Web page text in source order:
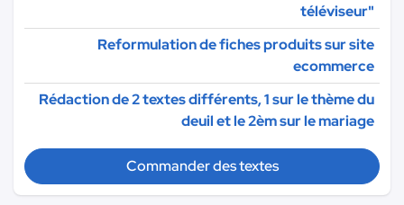
téléviseur"
Reformulation de fiches produits sur site
ecommerce
Rédaction de 2 textes différents, 1 sur le thème du
deuil et le 2èm sur le mariage
Commander des textes